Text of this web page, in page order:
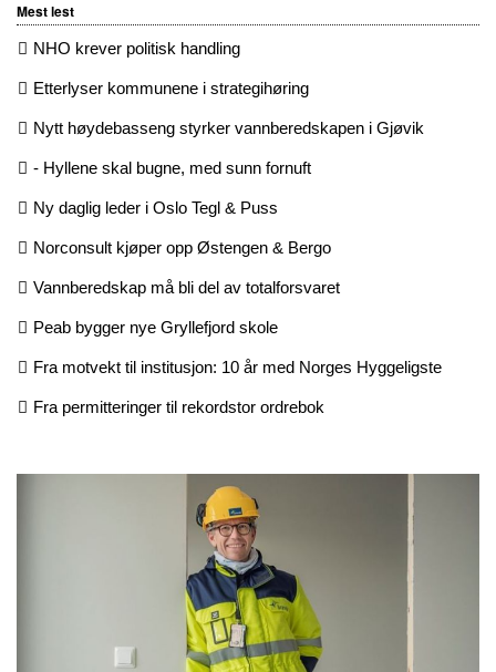
Mest lest
NHO krever politisk handling
Etterlyser kommunene i strategihøring
Nytt høydebasseng styrker vannberedskapen i Gjøvik
- Hyllene skal bugne, med sunn fornuft
Ny daglig leder i Oslo Tegl & Puss
Norconsult kjøper opp Østengen & Bergo
Vannberedskap må bli del av totalforsvaret
Peab bygger nye Gryllefjord skole
Fra motvekt til institusjon: 10 år med Norges Hyggeligste
Fra permitteringer til rekordstor ordrebok